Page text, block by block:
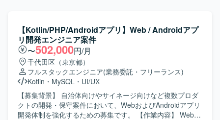
【Kotlin/PHP/Androidアプリ】Web / Androidアプ
リ開発エンジニア案件
〜502,000円/月
千代田区（東京都）
フルスタックエンジニア(業務委託・フリーランス)
Kotlin ・ MySQL ・ UI/UX
【募集背景】 自治体向けやサイネージ向けなど複数プロダ
クトの開発・保守案件において、WebおよびAndroidアプリ
開発体制を強化するための募集です。 【作業内容】 Webア